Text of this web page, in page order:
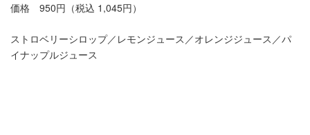
価格 950円（税込 1,045円）
ストロベリーシロップ／レモンジュース／オレンジジュース／パ
イナップルジュース